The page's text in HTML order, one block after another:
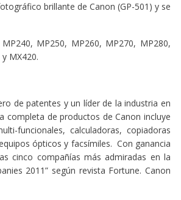
brillante de Canon (GP-501) y se
MP250, MP260, MP270, MP280,
MX420.
de patentes y un líder de la industria en
completa de productos de Canon incluye
funcionales, calculadoras, copiadoras
ópticos y facsímiles. Con ganancia
cinco compañías más admiradas en la
2011” según revista Fortune. Canon